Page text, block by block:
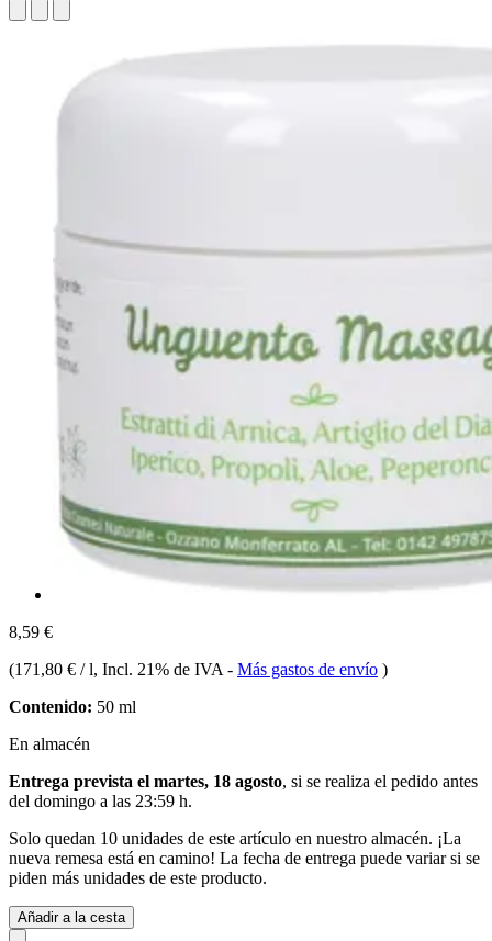
8,59 €
(171,80 € / l, Incl. 21% de IVA - Más gastos de envío )
Contenido: 50 ml
En almacén
Entrega prevista el martes, 18 agosto, si se realiza el pedido antes
del domingo a las 23:59 h.
Solo quedan 10 unidades de este artículo en nuestro almacén. ¡La
nueva remesa está en camino! La fecha de entrega puede variar si se
piden más unidades de este producto.
Añadir a la cesta